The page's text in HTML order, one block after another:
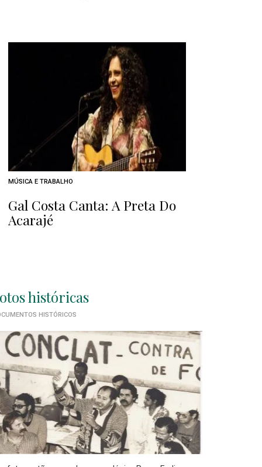
MÚSICA E TRABALHO
Gal Costa Canta: A Preta Do
Acarajé
históricas
HISTÓRICOS